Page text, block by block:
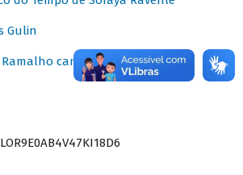
Gulin
Ramalho canta Dominguinhos